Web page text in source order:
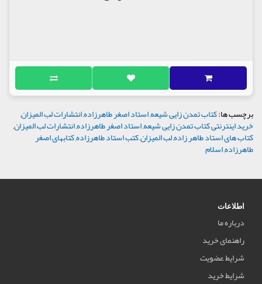
برچسب ها:کتاب تمدن زایی شیعه,استاد اصغر طاهرزاده,انتشارات لب المیزان,
خرید اینترنتی کتاب تمدن زایی شیعه,استاد اصغر طاهرزاده,انتشارات لب المیزان,
کتاب های استاد طاهر زاده,لب الميزان,کتب استاد طاهرزاده,کتابهای اصغر
طاهرزاده,اسلام
اطلاعات
درباره ما
راهنمای خرید
شرایط عضویت
شرایط خرید